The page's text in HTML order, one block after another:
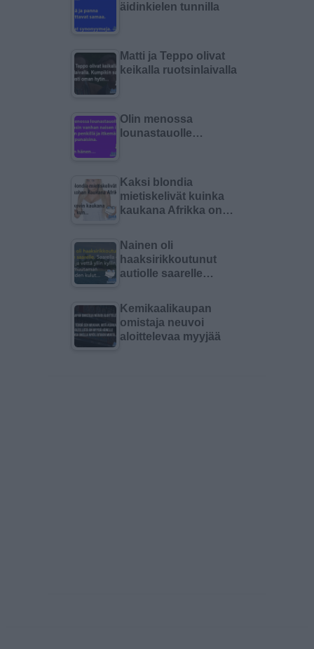
äidinkielen tunnilla
Matti ja Teppo olivat
keikalla ruotsinlaivalla
Olin menossa
lounastauolle…
Kaksi blondia
mietiskelivät kuinka
kaukana Afrikka on…
Nainen oli
haaksirikkoutunut
autiolle saarelle…
Kemikaalikaupan
omistaja neuvoi
aloittelevaa myyjää